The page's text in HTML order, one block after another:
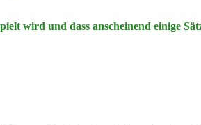
wird und dass anscheinend einige